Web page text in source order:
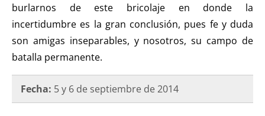
burlarnos de este bricolaje en donde la
incertidumbre es la gran conclusión, pues fe y duda
son amigas inseparables, y nosotros, su campo de
batalla permanente.
Fecha: 5 y 6 de septiembre de 2014